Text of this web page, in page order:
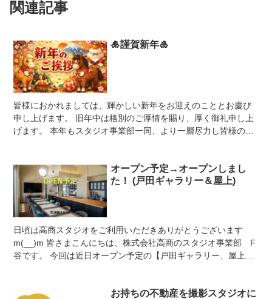
関連記事
🎍謹賀新年🎍
皆様におかれましては、輝かしい新年をお迎えのこととお慶び
申し上げます。 旧年中は格別のご厚情を賜り、厚く御礼申し上
げます。 本年もスタジオ事業部一同、より一層尽力し皆様の期
オープン予定→オープンしまし
た！ (戸田ギャラリー＆屋上)
日頃は高商スタジオをご利用いただきありがとうございます
m(__)m 皆さまこんにちは、株式会社高商のスタジオ事業部 F
谷です。 今回は近日オープン予定の【戸田ギャラリー、屋上
お持ちの不動産を撮影スタジオに